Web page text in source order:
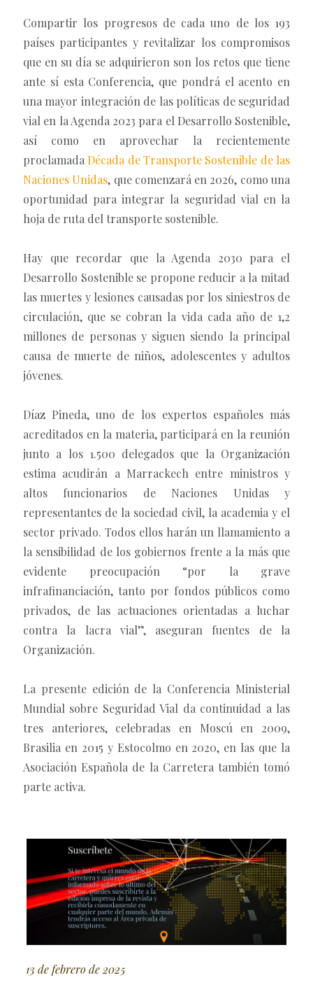
Compartir los progresos de cada uno de los 193
países participantes y revitalizar los compromisos
que en su día se adquirieron son los retos que tiene
ante sí esta Conferencia, que pondrá el acento en
una mayor integración de las políticas de seguridad
vial en la Agenda 2023 para el Desarrollo Sostenible,
así como en aprovechar la recientemente
proclamadaDécada de Transporte Sostenible de las
Naciones Unidas, que comenzará en 2026, como una
oportunidad para integrar la seguridad vial en la
hoja de ruta del transporte sostenible.
Hay que recordar que la Agenda 2030 para el
Desarrollo Sostenible se propone reducir a la mitad
las muertes y lesiones causadas por los siniestros de
circulación, que se cobran la vida cada año de 1,2
millones de personas y siguen siendo la principal
causa de muerte de niños, adolescentes y adultos
jóvenes.
Díaz Pineda, uno de los expertos españoles más
acreditados en la materia, participará en la reunión
junto a los 1.500 delegados que la Organización
estima acudirán a Marrackech entre ministros y
altos funcionarios de Naciones Unidas y
representantes de la sociedad civil, la academia y el
sector privado. Todos ellos harán un llamamiento a
la sensibilidad de los gobiernos frente a la más que
evidente preocupación “por la grave
infrafinanciación, tanto por fondos públicos como
privados, de las actuaciones orientadas a luchar
contra la lacra vial”, aseguran fuentes de la
Organización.
La presente edición de la Conferencia Ministerial
Mundial sobre Seguridad Vial da continuidad a las
tres anteriores, celebradas en Moscú en 2009,
Brasilia en 2015 y Estocolmo en 2020, en las que la
Asociación Española de la Carretera también tomó
parte activa.
13 de febrero de 2025